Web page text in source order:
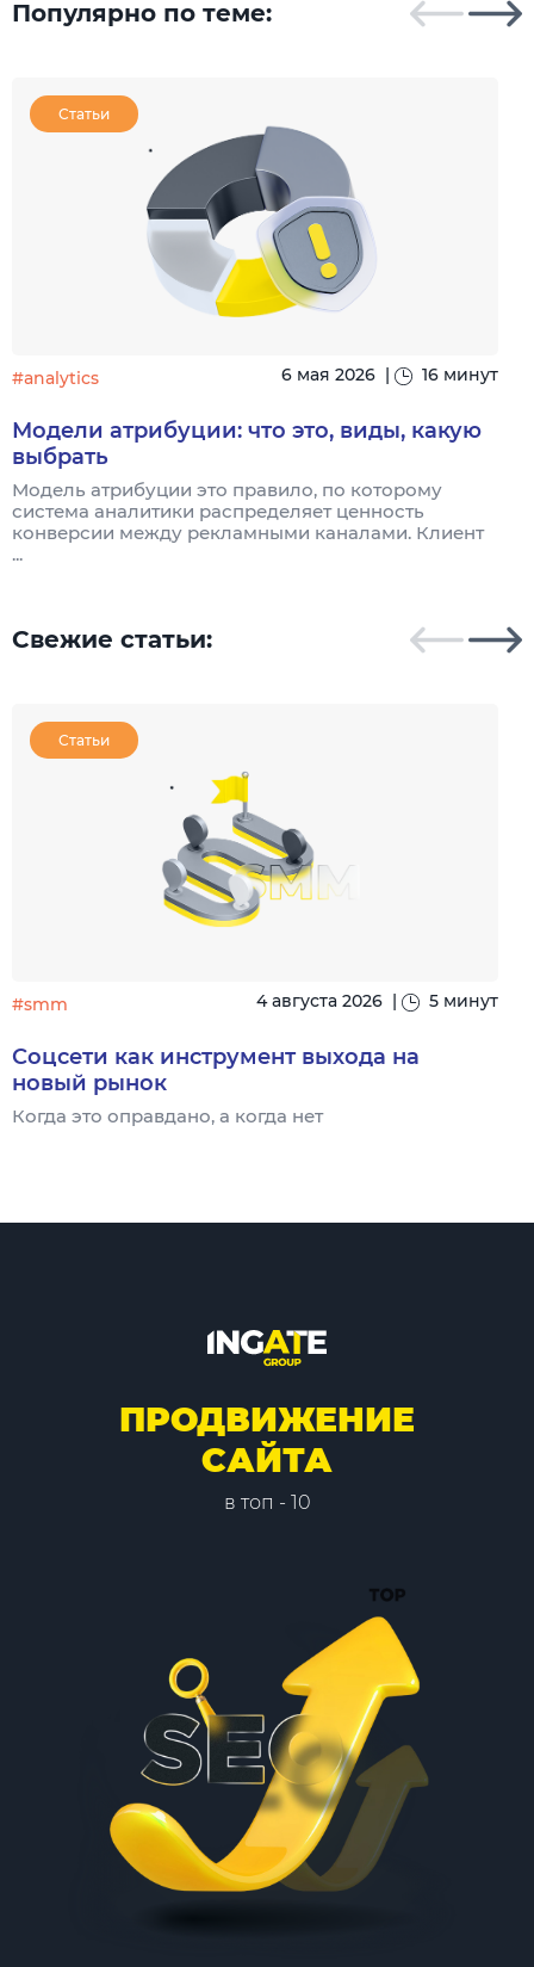
Популярно по теме:
Статьи
#analytics 6 мая 2026 | 16 минут
Модели атрибуции: что это, виды, какую
выбрать
Модель атрибуции это правило, по которому
система аналитики распределяет ценность
конверсии между рекламными каналами. Клиент
...
Свежие статьи:
Статьи
#smm 4 августа 2026 | 5 минут
Соцсети как инструмент выхода на
новый рынок
Когда это оправдано, а когда нет
ПРОДВИЖЕНИЕ
САЙТА
в топ - 10